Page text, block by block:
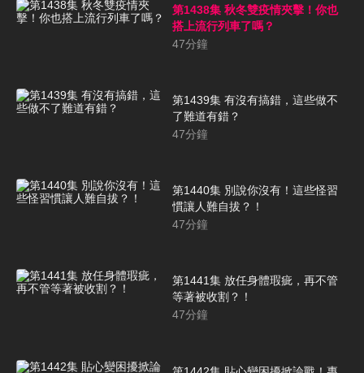
第1438集 秋冬雙疫情夾擊！你也
搭上流行列車了嗎？
47分鐘
第1439集 有沒有搞錯，這些做不
了難道有錯？
47分鐘
第1440集 別說你沒有！這些怪習
慣讓人難自拔？！
47分鐘
第1441集 放任身體瑕疵，再不管
等著被收割？！
47分鐘